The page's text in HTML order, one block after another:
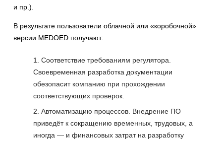
и пр.).
В результате пользователи облачной или «коробочной»
версии MEDOED получают:
Соответствие требованиям регулятора.
Своевременная разработка документации
обезопасит компанию при прохождении
соответствующих проверок.
Автоматизацию процессов. Внедрение ПО
приведёт к сокращению временных, трудовых, а
иногда — и финансовых затрат на разработку